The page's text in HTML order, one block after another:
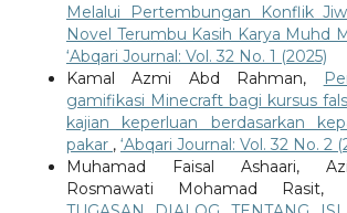
Melalui Pertembungan Konflik
Novel Terumbu Kasih Karya Muhd
‘Abqari Journal: Vol. 32 No. 1 (2025)
Kamal Azmi Abd Rahman,
gamifikasi Minecraft bagi kursus
kajian keperluan berdasarkan
pakar , ‘Abqari Journal: Vol. 32 No. 2
Muhamad Faisal Ashaari,
Rosmawati Mohamad Rasit,